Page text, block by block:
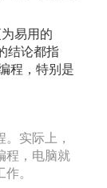
易用的
结论都指
程，特别是
实际上，
程，电脑就
。